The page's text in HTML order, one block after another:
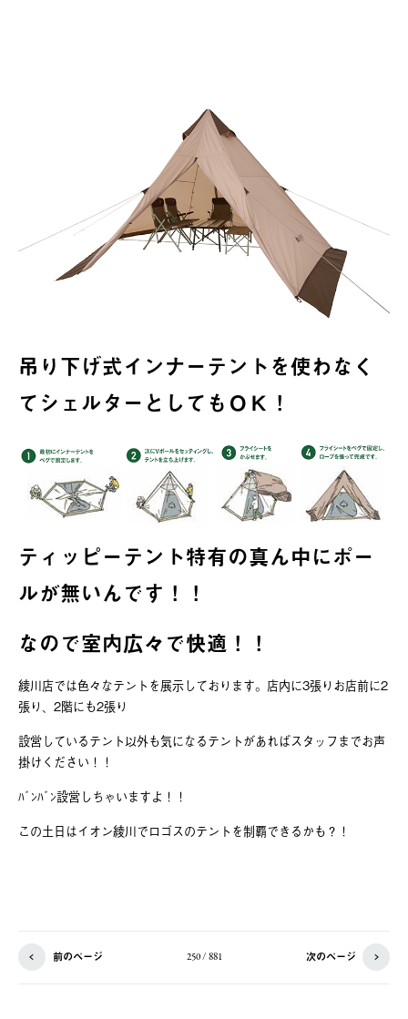
吊り下げ式インナーテントを使わなく
てシェルターとしてもＯＫ！
ティッピーテント特有の真ん中にポー
ルが無いんです！！
なので室内広々で快適！！
綾川店では色々なテントを展示しております。店内に3張りお店前に2
張り、2階にも2張り
設営しているテント以外も気になるテントがあればスタッフまでお声
掛けください！！
ﾊﾞﾝﾊﾞﾝ設営しちゃいますよ！！
この土日はイオン綾川でロゴスのテントを制覇できるかも？！
前のページ 250 / 881 次のページ